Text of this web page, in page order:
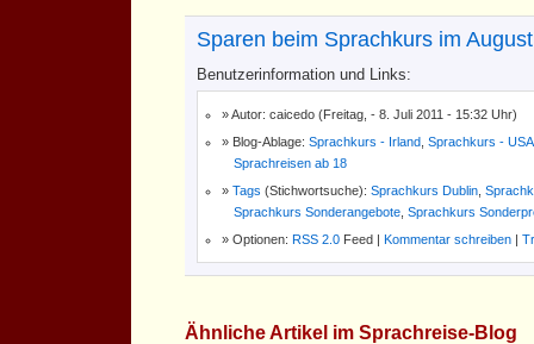
Sparen beim Sprachkurs im August
Benutzerinformation und Links:
Autor: caicedo (Freitag, - 8. Juli 2011 - 15:32 Uhr)
Blog-Ablage: Sprachkurs - Irland Sprachkurs - USA
Sprachreisen ab 18
Tags (Stichwortsuche): Sprachkurs Dublin
Sprachkurs Sonderangebote Sprachkurs
Optionen: RSS 2.0 Feed | Kommentar schreiben |
Ähnliche Artikel im Sprachreise-Blog